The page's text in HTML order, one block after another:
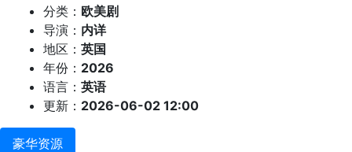
分类： 欧美剧
导演： 内详
地区： 英国
年份： 2026
语言： 英语
更新： 2026-06-02 12:00
豪华资源